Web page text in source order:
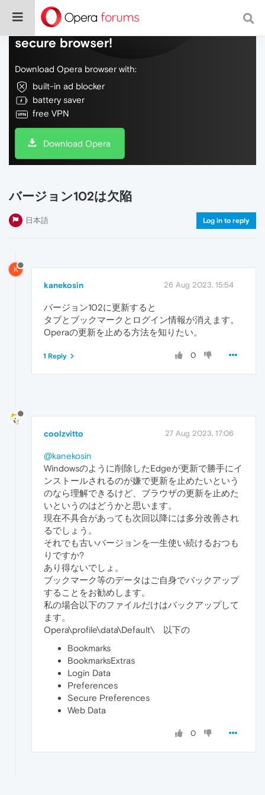
Do more on the web, with a fast and
secure browser!
Download Opera browser with:
built-in ad blocker
battery saver
free VPN
Download Opera
バージョン102は欠陥
日本語 Log in to reply
K
kanekosin 26 Aug 2023, 15:54
バージョン102に更新すると
タブとブックマークとログイン情報が消えます。
Operaの更新を止める方法を知りたい。
0
1 Reply
coolzvitto 27 Aug 2023, 17:06
@kanekosin
Windowsのように削除したEdgeが更新で勝手にイ
ンストールされるのが嫌で更新を止めたいという
のなら理解できるけど、ブラウザの更新を止めた
いというのはどうかと思います。
現在不具合があっても次回以降には多分改善され
るでしょう。
それでも古いバージョンを一生使い続けるおつも
りですか?
あり得ないでしょ。
ブックマーク等のデータはご自身でバックアップ
することをお勧めします。
私の場合以下のファイルだけはバックアップして
ます。
Opera\profile\data\Default\ 以下の
Bookmarks
BookmarksExtras
Login Data
Preferences
Secure Preferences
Web Data
0